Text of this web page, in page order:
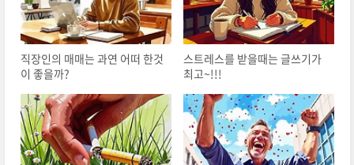
직장인의 매매는 과연 어떠 한것
이 좋을까?
스트레스를 받을때는 글쓰기가
최고~!!!